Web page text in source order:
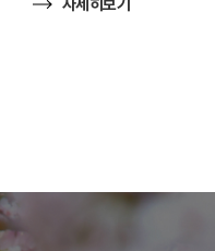
예정입니다. 일본어과 학생
일본어과 소개 및 강의실에서
예정입니다. 7. 혜택사항:
자세히보기